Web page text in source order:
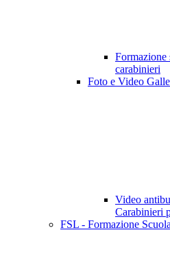
Formazione
carabinieri
Foto e Video
Video
Carabinieri
FSL - Formazione